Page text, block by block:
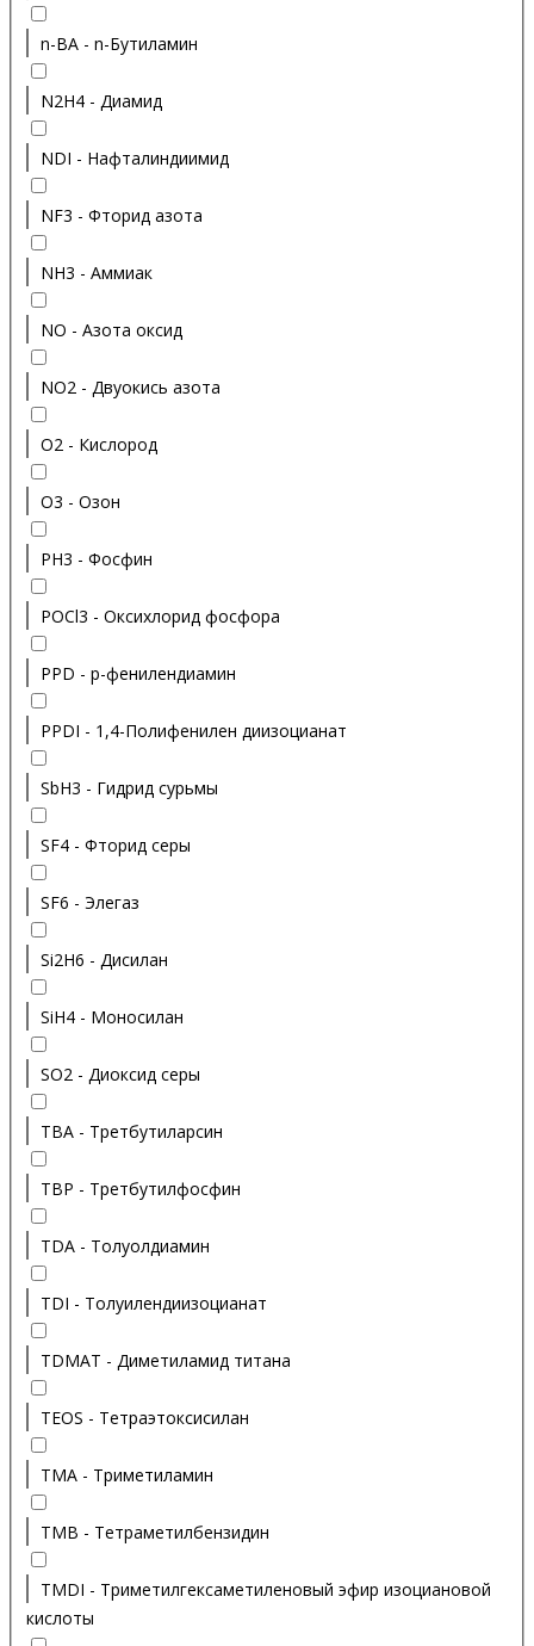
n-BA - n-Бутиламин
N2H4 - Диамид
NDI - Нафталиндиимид
NF3 - Фторид азота
NH3 - Аммиак
NO - Азота оксид
NO2 - Двуокись азота
O2 - Кислород
O3 - Озон
PH3 - Фосфин
POCl3 - Оксихлорид фосфора
PPD - p-фенилендиамин
PPDI - 1,4-Полифенилен диизоцианат
SbH3 - Гидрид сурьмы
SF4 - Фторид серы
SF6 - Элегаз
Si2H6 - Дисилан
SiH4 - Моносилан
SO2 - Диоксид серы
TBA - Третбутиларсин
TBP - Третбутилфосфин
TDA - Толуолдиамин
TDI - Толуилендиизоцианат
TDMAT - Диметиламид титана
TEOS - Тетраэтоксисилан
TMA - Триметиламин
TMB - Тетраметилбензидин
TMDI - Триметилгексаметиленовый эфир изоциановой
кислоты